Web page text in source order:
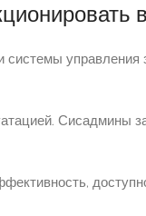
Сисадмины